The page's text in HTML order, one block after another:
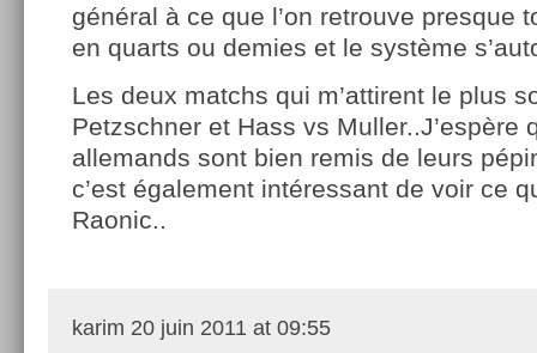
général à ce que l’on retrouve presque
en quarts ou demies et le système
Les deux matchs qui m’attirent le plus
Petzschner et Hass vs Muller..J’espère
allemands sont bien remis de leurs
c’est également intéressant de voir ce
Raonic..
karim 20 juin 2011 at 09:55